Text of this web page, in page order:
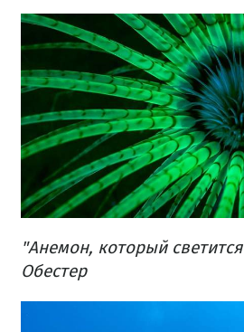
"Анемон, который
Обестер